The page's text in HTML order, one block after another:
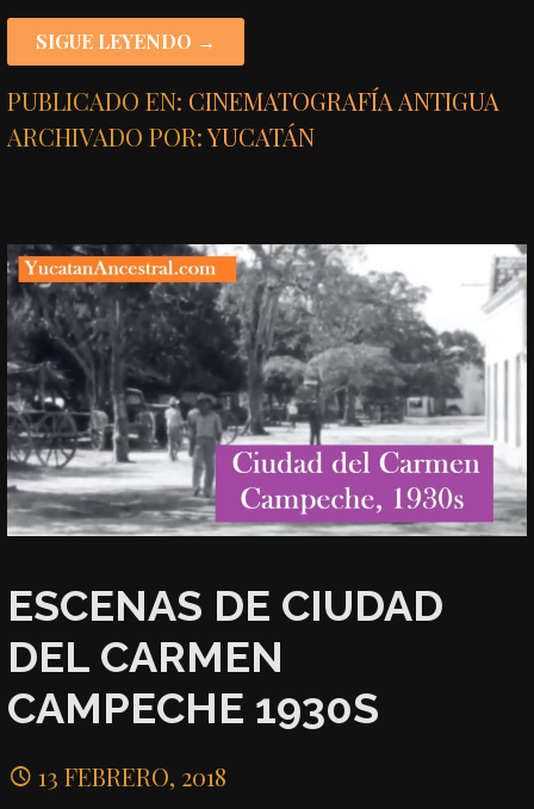
SIGUE LEYENDO →
PUBLICADO EN: CINEMATOGRAFÍA ANTIGUA
ARCHIVADO POR:YUCATÁN
ESCENAS DE CIUDAD
DEL CARMEN
CAMPECHE 1930S
13 FEBRERO, 2018